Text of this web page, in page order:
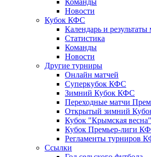
Команды
Новости
Кубок КФС
Календарь и результаты
Статистика
Команды
Новости
Другие турниры
Онлайн матчей
Суперкубок КФС
Зимний Кубок КФС
Переходные матчи
Открытый зимний
Кубок "Крымская весна"
Кубок Премьер-лиги
Регламенты турниров
Ссылки